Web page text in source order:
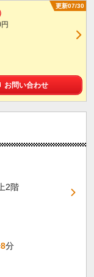
更新07/30
お問い合わせ
2階
8分